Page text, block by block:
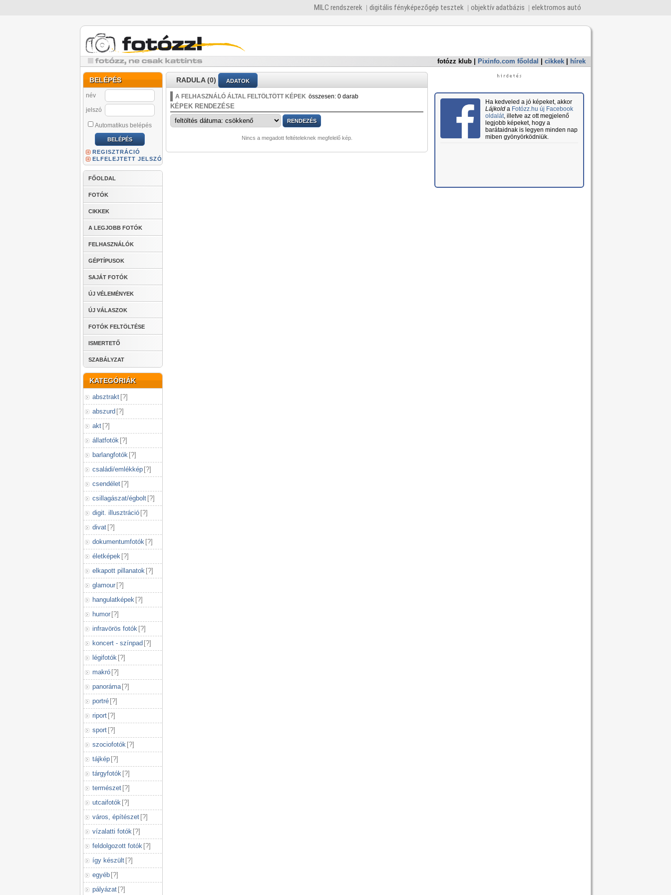
MILC rendszerek digitális fényképezőgép tesztek objektív adatbázis elektromos autó
fotózz klub Pixinfo.com főoldal cikkek hírek
BELÉPÉS
név
jelszó
Automatikus belépés
REGISZTRÁCIÓ
ELFELEJTETT JELSZÓ
FŐOLDAL
FOTÓK
CIKKEK
A LEGJOBB FOTÓK
FELHASZNÁLÓK
GÉPTÍPUSOK
SAJÁT FOTÓK
ÚJ VÉLEMÉNYEK
ÚJ VÁLASZOK
FOTÓK FELTÖLTÉSE
ISMERTETŐ
SZABÁLYZAT
KATEGÓRIÁK
absztrakt [?]
abszurd [?]
akt [?]
állatfotók [?]
barlangfotók [?]
családi/emlékkép [?]
csendélet [?]
csillagászat/égbolt [?]
digit. illusztráció [?]
divat [?]
dokumentumfotók [?]
életképek [?]
elkapott pillanatok [?]
glamour [?]
hangulatképek [?]
humor [?]
infravörös fotók [?]
koncert - színpad [?]
légifotók [?]
makró [?]
panoráma [?]
portré [?]
riport [?]
sport [?]
szociofotók [?]
tájkép [?]
tárgyfotók [?]
természet [?]
utcaifotók [?]
város, építészet [?]
vízalatti fotók [?]
feldolgozott fotók [?]
így készült [?]
egyéb [?]
pályázat [?]
RADULA (0) ADATOK
A FELHASZNÁLÓ ÁLTAL FELTÖLTÖTT KÉPEK összesen: 0 darab
KÉPEK RENDEZÉSE
Nincs a megadott feltételeknek megfelelő kép.
Ha kedveled a jó képeket, akkor
Lájkolda Fotózz.hu új Facebook
oldalát, illetve az ott megjelenő
legjobb képeket, hogy a
barátaidnak is legyen minden nap
miben gyönyörködniük.